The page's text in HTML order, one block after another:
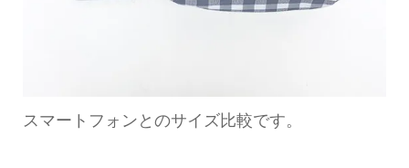
スマートフォンとのサイズ比較です。